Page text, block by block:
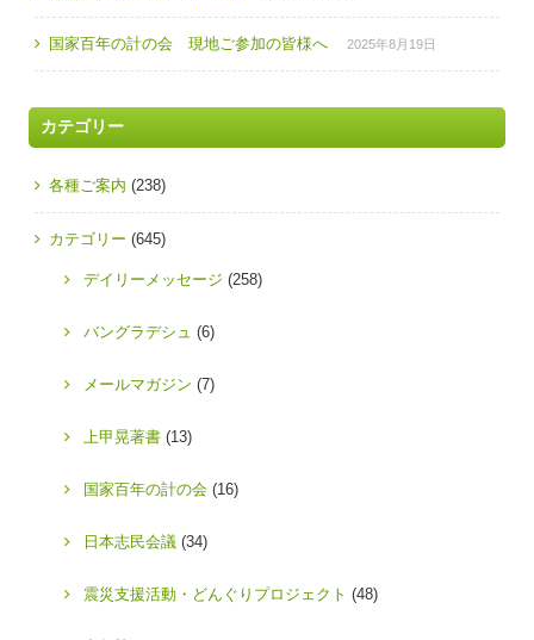
国家百年の計の会 現地ご参加の皆様へ 2025年8月19日
カテゴリー
各種ご案内 (238)
カテゴリー (645)
デイリーメッセージ (258)
バングラデシュ (6)
メールマガジン (7)
上甲晃著書 (13)
国家百年の計の会 (16)
日本志民会議 (34)
震災支援活動・どんぐりプロジェクト (48)